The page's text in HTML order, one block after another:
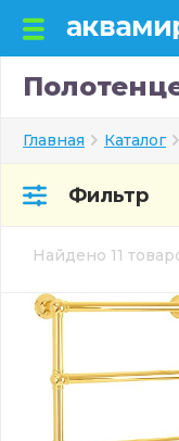
Главная Каталог
Фильтр
Найдено 11